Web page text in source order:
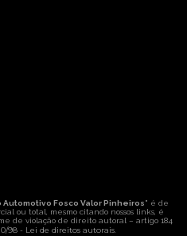
Fosco Valor Pinheiros" é de
ou total, mesmo citando nossos links, é
de violação de direito autoral – artigo 184
98 - Lei de direitos autorais.